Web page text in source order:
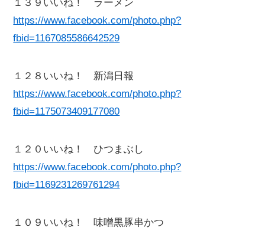
１３９いいね！ ラーメン
https://www.facebook.com/photo.php?
fbid=1167085586642529
１２８いいね！ 新潟日報
https://www.facebook.com/photo.php?
fbid=1175073409177080
１２０いいね！ ひつまぶし
https://www.facebook.com/photo.php?
fbid=1169231269761294
１０９いいね！ 味噌黒豚串かつ